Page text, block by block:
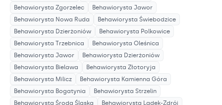
Behawiorysta Zgorzelec Behawiorysta Jawor
Behawiorysta Nowa Ruda Behawiorysta Świebodzice
Behawiorysta Dzierżoniów Behawiorysta Polkowice
Behawiorysta Trzebnica Behawiorysta Oleśnica
Behawiorysta Jawor Behawiorysta Dzierżoniów
Behawiorysta Bielawa Behawiorysta Złotoryja
Behawiorysta Milicz Behawiorysta Kamienna Góra
Behawiorysta Bogatynia Behawiorysta Strzelin
Behawiorysta Środa Śląska Behawiorysta Lądek-Zdrój